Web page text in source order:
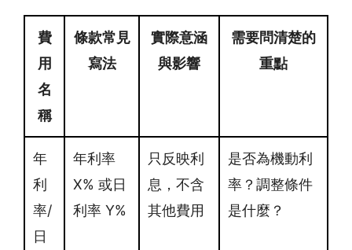
費
用
名
稱
條款常見
寫法
實際意涵
與影響
需要問清楚的
重點
年
利
率/
日
年利率
X% 或日
利率 Y%
只反映利
息，不含
其他費用
是否為機動利
率？調整條件
是什麼？